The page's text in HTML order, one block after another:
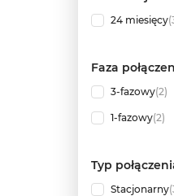
24 miesięcy
Faza
3-fazowy(2)
1-fazowy(2)
Typ
Stacjonarny